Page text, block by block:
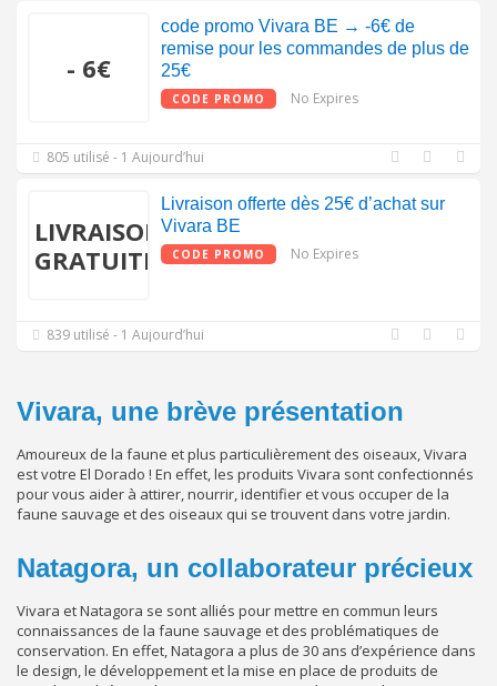
- 6€
code promo Vivara BE → -6€ de
remise pour les commandes de plus de
25€
CODE PROMO No Expires
805 utilisé - 1 Aujourd’hui
LIVRAISON
GRATUITE
Livraison offerte dès 25€ d’achat sur
Vivara BE
CODE PROMO No Expires
839 utilisé - 1 Aujourd’hui
Vivara, une brève présentation
Amoureux de la faune et plus particulièrement des oiseaux, Vivara
est votre El Dorado ! En effet, les produits Vivara sont confectionnés
pour vous aider à attirer, nourrir, identifier et vous occuper de la
faune sauvage et des oiseaux qui se trouvent dans votre jardin.
Natagora, un collaborateur précieux
Vivara et Natagora se sont alliés pour mettre en commun leurs
connaissances de la faune sauvage et des problématiques de
conservation. En effet, Natagora a plus de 30 ans d’expérience dans
le design, le développement et la mise en place de produits de